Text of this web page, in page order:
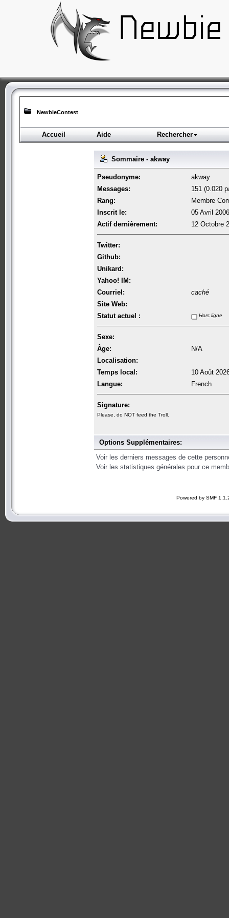
NewbieContest
Accueil Aide Rechercher
Sommaire - akway
Pseudonyme:
akway
Messages:
151 (0.020
Rang:
Membre
Inscrit le:
05 Avril
Actif dernièrement:
12 Octobre
Twitter:
Github:
Unikard:
Yahoo! IM:
Courriel:
caché
Site Web:
Statut actuel :
Hors ligne
Sexe:
Âge:
N/A
Localisation:
Temps local:
10 Août
Langue:
French
Signature:
Please, do NOT feed the Troll.
Options Supplémentaires:
Voir les derniers messages de cette
Voir les statistiques générales pour ce
Powered by SMF